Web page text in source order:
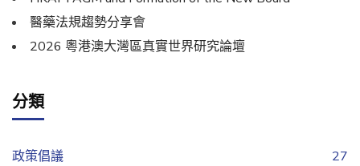
醫藥法規趨勢分享會
2026 粵港澳大灣區真實世界研究論壇
分類
政策倡議
27